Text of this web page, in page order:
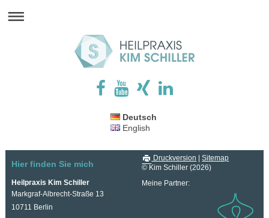
Deutsch
English
Hier finden Sie mich
Heilpraxis Kim Schiller
Markgraf-Albrecht-Straße 13
10711 Berlin
Druckversion
Sitemap
© Kim Schiller (2026)
Meine Partner: